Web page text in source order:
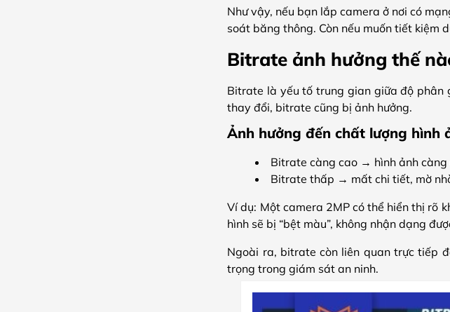
Như vậy, nếu bạn lắp camera ở nơi có
soát băng thông. Còn nếu muốn tiết kiệm
Bitrate ảnh hưởng thế
Bitrate là yếu tố trung gian giữa độ phân
thay đổi, bitrate cũng bị ảnh hưởng.
Ảnh hưởng đến chất lượng hình
Bitrate càng cao → hình ảnh càng
Bitrate thấp → mất chi tiết, mờ
Ví dụ: Một camera 2MP có thể hiển thị rõ
hình sẽ bị “bệt màu”, không nhận dạng
Ngoài ra, bitrate còn liên quan trực tiếp
trọng trong giám sát an ninh.